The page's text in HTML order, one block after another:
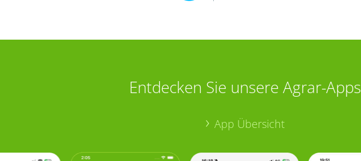
Entdecken Sie unsere Agrar-Apps
App Übersicht